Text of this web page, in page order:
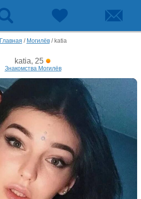
Главная / Могилёв/ katia
katia, 25
Знакомства Могилёв